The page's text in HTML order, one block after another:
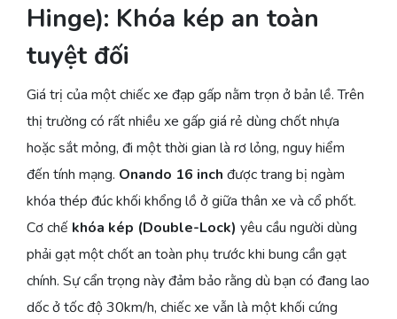
Hinge): Khóa kép an toàn
tuyệt đối
Giá trị của một chiếc xe đạp gấp nằm trọn ở bản lề. Trên
thị trường có rất nhiều xe gấp giá rẻ dùng chốt nhựa
hoặc sắt mỏng, đi một thời gian là rơ lỏng, nguy hiểm
đến tính mạng. Onando 16 inch được trang bị ngàm
khóa thép đúc khối khổng lồ ở giữa thân xe và cổ phốt.
Cơ chế khóa kép (Double-Lock) yêu cầu người dùng
phải gạt một chốt an toàn phụ trước khi bung cần gạt
chính. Sự cẩn trọng này đảm bảo rằng dù bạn có đang lao
dốc ở tốc độ 30km/h, chiếc xe vẫn là một khối cứng